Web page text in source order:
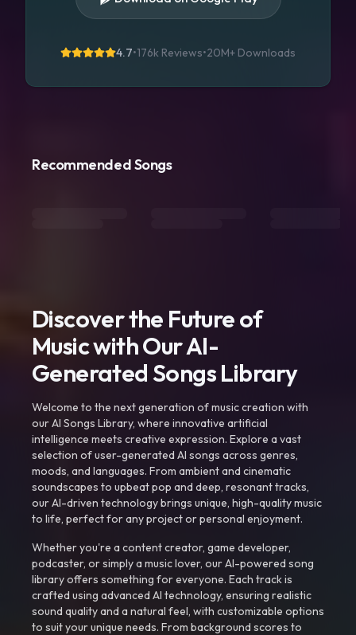
4.7•176k Reviews•20M+ Downloads
Recommended Songs
Discover the Future of
Music with Our AI-
Generated Songs Library
Welcome to the next generation of music creation with
our AI Songs Library, where innovative artificial
intelligence meets creative expression. Explore a vast
selection of user-generated AI songs across genres,
moods, and languages. From ambient and cinematic
soundscapes to upbeat pop and deep, resonant tracks,
our AI-driven technology brings unique, high-quality music
to life, perfect for any project or personal enjoyment.
Whether you're a content creator, game developer,
podcaster, or simply a music lover, our AI-powered song
library offers something for everyone. Each track is
crafted using advanced AI technology, ensuring realistic
sound quality and a natural feel, with customizable options
to suit your unique needs. From background scores to